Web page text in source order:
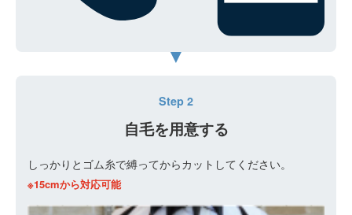
Step 2
自毛を用意する
しっかりとゴム糸で縛ってからカットしてください。
※15cmから対応可能